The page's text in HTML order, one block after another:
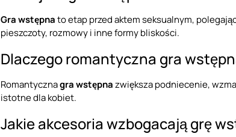
Gra wstępnato etap przed aktem seksualnym,
pieszczoty, rozmowy i inne formy bliskości.
Dlaczego romantyczna gra
Romantycznagra wstępnazwiększa podniecenie,
istotne dla kobiet.
Jakie akcesoria wzbogacają grę